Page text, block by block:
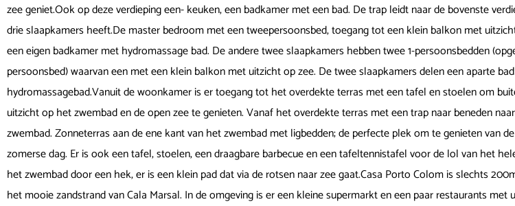
zee geniet.Ook op deze verdieping een- keuken, een badkamer met een bad. De trap leidt naar de bovenste
drie slaapkamers heeft.De master bedroom met een tweepersoonsbed, toegang tot een klein balkon met
een eigen badkamer met hydromassage bad. De andere twee slaapkamers hebben twee 1-persoonsbedden
persoonsbed) waarvan een met een klein balkon met uitzicht op zee. De twee slaapkamers delen een aparte
hydromassagebad.Vanuit de woonkamer is er toegang tot het overdekte terras met een tafel en stoelen om
uitzicht op het zwembad en de open zee te genieten. Vanaf het overdekte terras met een trap naar beneden
zwembad. Zonneterras aan de ene kant van het zwembad met ligbedden; de perfecte plek om te genieten van
zomerse dag. Er is ook een tafel, stoelen, een draagbare barbecue en een tafeltennistafel voor de lol van het
het zwembad door een hek, er is een klein pad dat via de rotsen naar zee gaat.Casa Porto Colom is slechts
het mooie zandstrand van Cala Marsal. In de omgeving is er een kleine supermarkt en een paar restaurants met